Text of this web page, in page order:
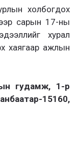
холбогдох
сарын 17-ны
хурал
хаягаар ажлын
гудамж, 1-р
15160,